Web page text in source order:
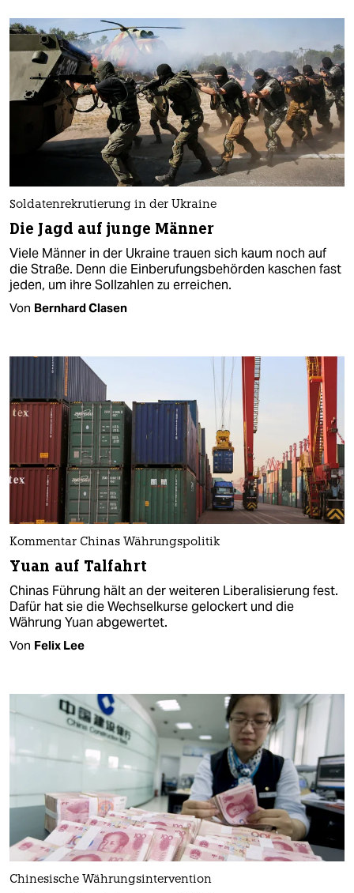
Soldatenrekrutierung in der Ukraine
Die Jagd auf junge Männer
Viele Männer in der Ukraine trauen sich kaum noch auf
die Straße. Denn die Einberufungsbehörden kaschen fast
jeden, um ihre Sollzahlen zu erreichen.
Von Bernhard Clasen
Kommentar Chinas Währungspolitik
Yuan auf Talfahrt
Chinas Führung hält an der weiteren Liberalisierung fest.
Dafür hat sie die Wechselkurse gelockert und die
Währung Yuan abgewertet.
Von Felix Lee
Chinesische Währungsintervention